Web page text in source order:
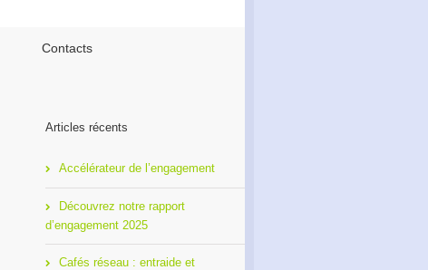
Contacts
Articles récents
Accélérateur de l’engagement
Découvrez notre rapport
d’engagement 2025
Cafés réseau : entraide et